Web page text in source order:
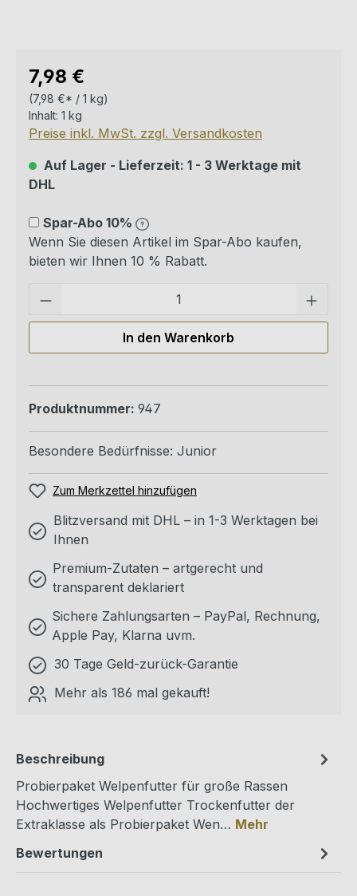
Regulärer Preis:
7,98 €
(7,98 €* / 1 kg)
Inhalt: 1 kg
Preise inkl. MwSt. zzgl. Versandkosten
Auf Lager - Lieferzeit: 1 - 3 Werktage mit
DHL
Spar-Abo 10%
Wenn Sie diesen Artikel im Spar-Abo kaufen,
bieten wir Ihnen 10 % Rabatt.
In den Warenkorb
Produktnummer: 947
Besondere Bedürfnisse: Junior
Zum Merkzettel hinzufügen
Blitzversand mit DHL – in 1-3 Werktagen bei
Ihnen
Premium-Zutaten – artgerecht und
transparent deklariert
Sichere Zahlungsarten – PayPal, Rechnung,
Apple Pay, Klarna uvm.
30 Tage Geld-zurück-Garantie
Mehr als 186 mal gekauft!
Beschreibung
Probierpaket Welpenfutter für große Rassen
Hochwertiges Welpenfutter Trockenfutter der
Extraklasse als Probierpaket Wen… Mehr
Bewertungen